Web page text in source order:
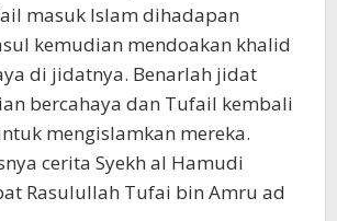
masuk Islam dihadapan
kemudian mendoakan khalid
di jidatnya. Benarlah jidat
bercahaya dan Tufail kembali
mengislamkan mereka.
cerita Syekh al Hamudi
Rasulullah Tufai bin Amru ad